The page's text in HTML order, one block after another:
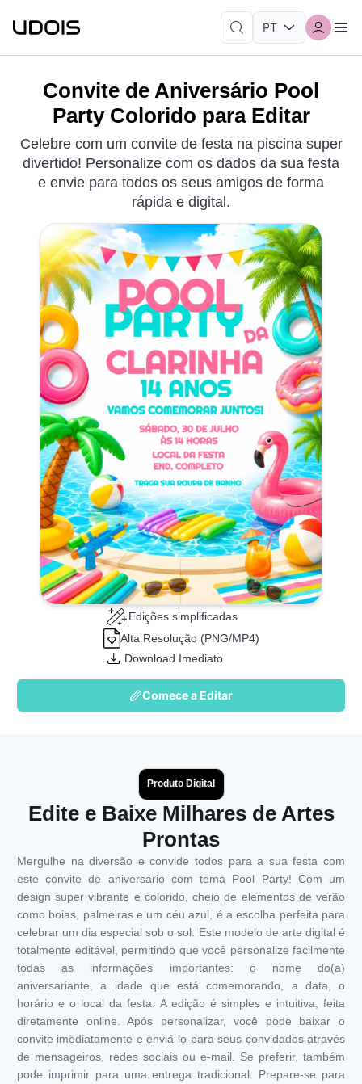
Convite de Aniversário Pool
Party Colorido para Editar
Celebre com um convite de festa na piscina super
divertido! Personalize com os dados da sua festa
e envie para todos os seus amigos de forma
rápida e digital.
Edições simplificadas
Alta Resolução (PNG/MP4)
Download Imediato
Comece a Editar
Produto Digital
Edite e Baixe Milhares de Artes
Prontas
Mergulhe na diversão e convide todos para a sua festa com
este convite de aniversário com tema Pool Party! Com um
design super vibrante e colorido, cheio de elementos de verão
como boias, palmeiras e um céu azul, é a escolha perfeita para
celebrar um dia especial sob o sol. Este modelo de arte digital é
totalmente editável, permitindo que você personalize facilmente
todas as informações importantes: o nome do(a)
aniversariante, a idade que está comemorando, a data, o
horário e o local da festa. A edição é simples e intuitiva, feita
diretamente online. Após personalizar, você pode baixar o
convite imediatamente e enviá-lo para seus convidados através
de mensageiros, redes sociais ou e-mail. Se preferir, também
pode imprimir para uma entrega tradicional. Prepare-se para